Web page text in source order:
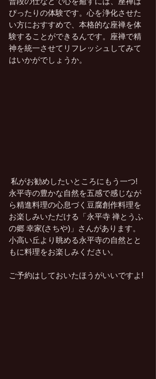
ぴったりの体験です。心を浄化させた
い方におすすめで、本格的な座禅を体
験することができるんです。座禅で精
神を統一させてリフレッシュしてみて
はいかがでしょうか。
私がお勧めしたいところにもう一つ!
永平寺の豊かな自然を五感で感じなが
ら精進料理の心息づく豆腐創作料理を
お楽しみいただける「永平寺 禅とうふ
の郷 幸家(さちや)」さんがあります。
小高い丘より眺める永平寺の自然とと
もに料理をお楽しみください。
ご予約はしておいたほうがいいですよ!